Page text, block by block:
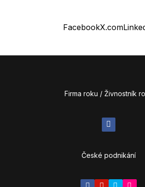
FacebookX.com
Firma roku / Živnostník
České podnikání